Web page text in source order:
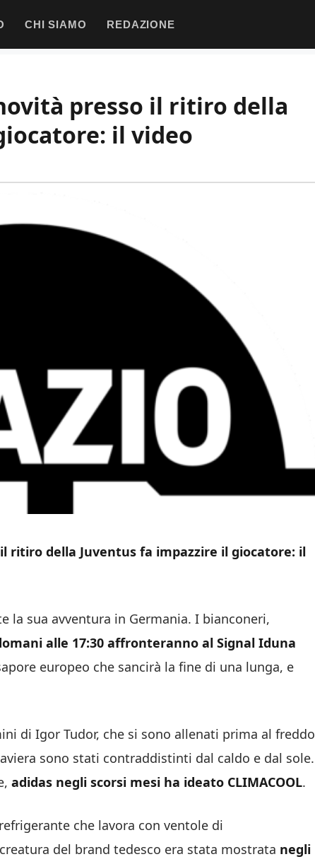
CHI SIAMO REDAZIONE
presso il ritiro della
il video
ritiro della Juventus fa impazzire il giocatore: il
la sua avventura in Germania. I bianconeri,
alle 17:30 affronteranno al Signal Iduna
europeo che sancirà la fine di una lunga, e
di Igor Tudor, che si sono allenati prima al freddo
sono stati contraddistinti dal caldo e dal sole.
adidas negli scorsi mesi ha ideato CLIMACOOL.
che lavora con ventole di
del brand tedesco era stata mostrata negli